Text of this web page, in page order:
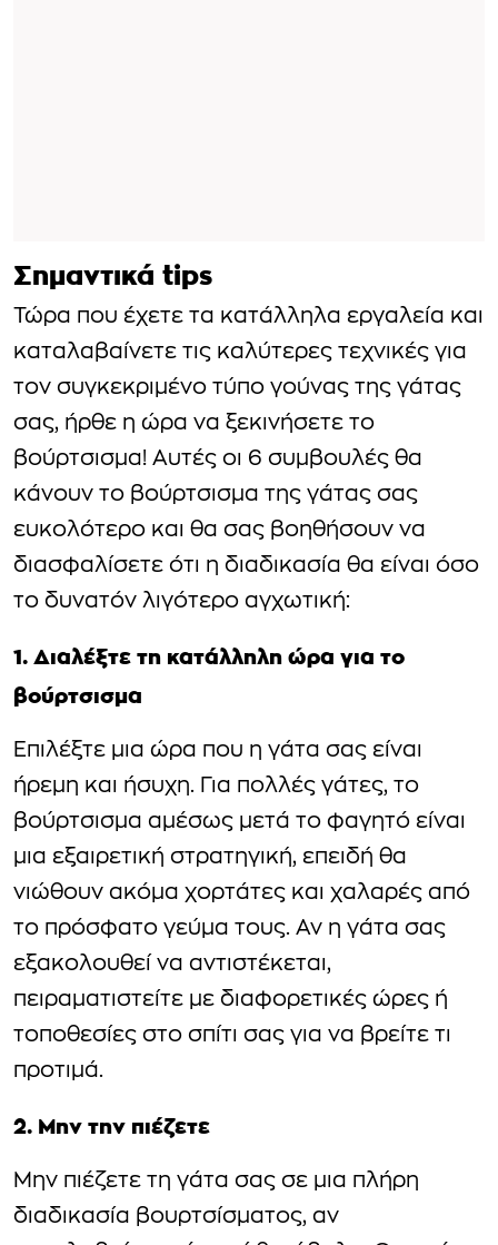
Σημαντικά tips
Τώρα που έχετε τα κατάλληλα εργαλεία και
καταλαβαίνετε τις καλύτερες τεχνικές για
τον συγκεκριμένο τύπο γούνας της γάτας
σας, ήρθε η ώρα να ξεκινήσετε το
βούρτσισμα! Αυτές οι 6 συμβουλές θα
κάνουν το βούρτσισμα της γάτας σας
ευκολότερο και θα σας βοηθήσουν να
διασφαλίσετε ότι η διαδικασία θα είναι όσο
το δυνατόν λιγότερο αγχωτική:
1. Διαλέξτε τη κατάλληλη ώρα για το
βούρτσισμα
Επιλέξτε μια ώρα που η γάτα σας είναι
ήρεμη και ήσυχη. Για πολλές γάτες, το
βούρτσισμα αμέσως μετά το φαγητό είναι
μια εξαιρετική στρατηγική, επειδή θα
νιώθουν ακόμα χορτάτες και χαλαρές από
το πρόσφατο γεύμα τους. Αν η γάτα σας
εξακολουθεί να αντιστέκεται,
πειραματιστείτε με διαφορετικές ώρες ή
τοποθεσίες στο σπίτι σας για να βρείτε τι
προτιμά.
2. Μην την πιέζετε
Μην πιέζετε τη γάτα σας σε μια πλήρη
διαδικασία βουρτσίσματος, αν